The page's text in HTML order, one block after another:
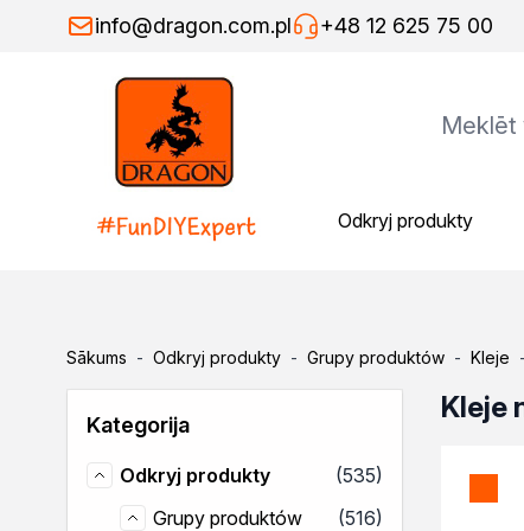
Skip to Contentinfo@dragon.com.pl +48 12 625 75 00
Odkryj produkty
Kleje specjalistyczne
Kleje do drewna
Rozcieńczalniki
Rozcieńczalniki ogólnego
Odkryj produkty
Sākums - Odkryj produkty - Grupy produktów - Kleje -
Kategorija
Odkryj produkty
Odkryj produkty (535)
Grupy produktów
Grupy produktów (516)
Kleje